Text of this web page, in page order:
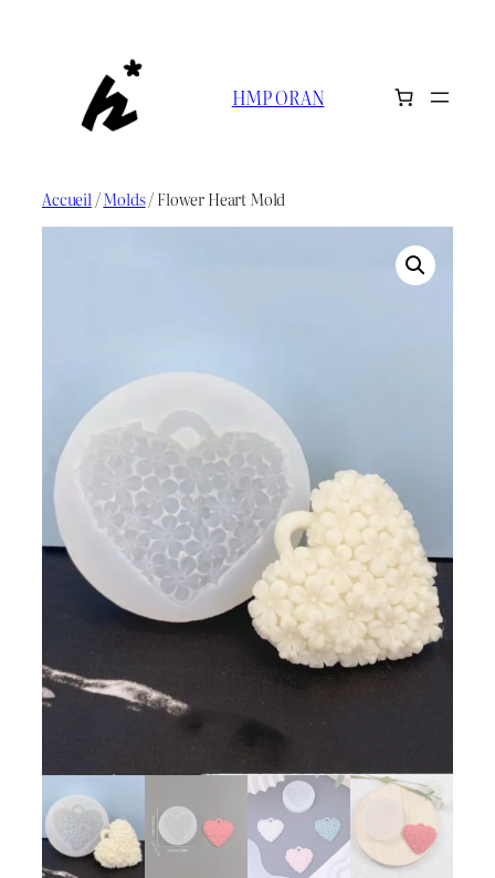
HMP ORAN
Accueil /Molds/ Flower Heart Mold